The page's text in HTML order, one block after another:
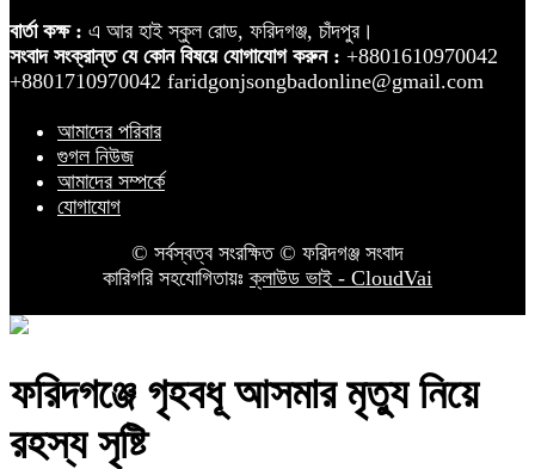
বার্তা কক্ষ : এ আর হাই স্কুল রোড, ফরিদগঞ্জ, চাঁদপুর।
সংবাদ সংক্রান্ত যে কোন বিষয়ে যোগাযোগ করুন : +8801610970042
+8801710970042 faridgonjsongbadonline@gmail.com
আমাদের পরিবার
গুগল নিউজ
আমাদের সম্পর্কে
যোগাযোগ
© সর্বস্বত্ব সংরক্ষিত © ফরিদগঞ্জ সংবাদ
কারিগরি সহযোগিতায়ঃক্লাউড ভাই - CloudVai
ফরিদগঞ্জে গৃহবধূ আসমার মৃত্যু নিয়ে
রহস্য সৃষ্টি